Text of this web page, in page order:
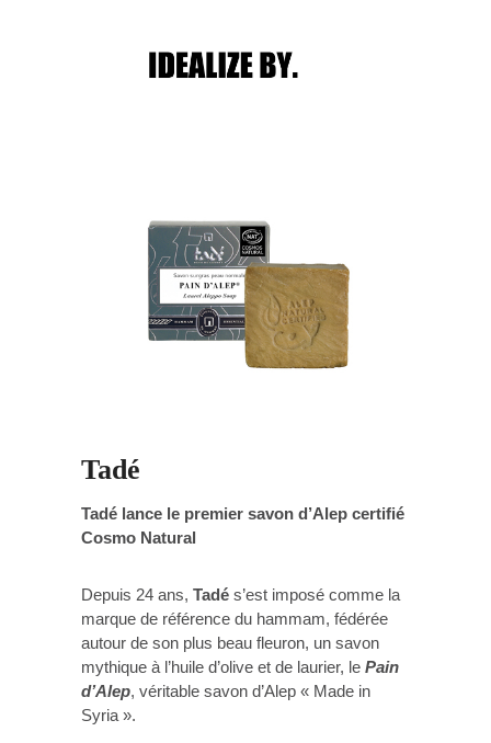
Tadé
Tadé lance le premier savon d’Alep certifié
Cosmo Natural
Depuis 24 ans, Tadé s’est imposé comme la
marque de référence du hammam, fédérée
autour de son plus beau fleuron, un savon
mythique à l’huile d’olive et de laurier, le Pain
d’Alep, véritable savon d’Alep « Made in
Syria ».